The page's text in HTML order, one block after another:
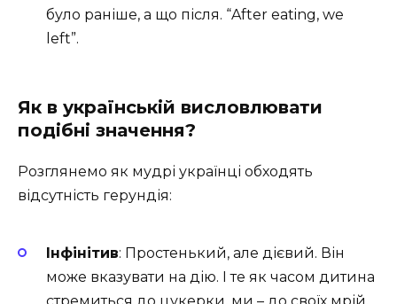
було раніше, а що після. “After eating, we
left”.
Як в українській висловлювати
подібні значення?
Розглянемо як мудрі українці обходять
відсутність герундія:
Інфінітив: Простенький, але дієвий. Він
може вказувати на дію. І те як часом дитина